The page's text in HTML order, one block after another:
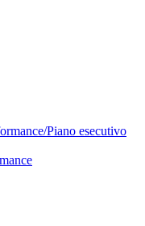
Piano esecutivo